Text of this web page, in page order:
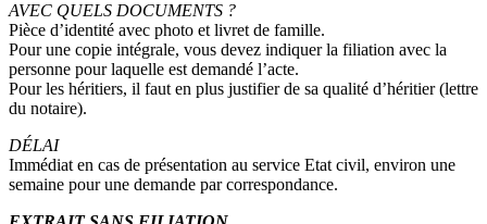
AVEC QUELS DOCUMENTS ?
Pièce d’identité avec photo et livret de famille.
Pour une copie intégrale, vous devez indiquer la filiation avec la
personne pour laquelle est demandé l’acte.
Pour les héritiers, il faut en plus justifier de sa qualité d’héritier (lettre
du notaire).
DÉLAI
Immédiat en cas de présentation au service Etat civil, environ une
semaine pour une demande par correspondance.